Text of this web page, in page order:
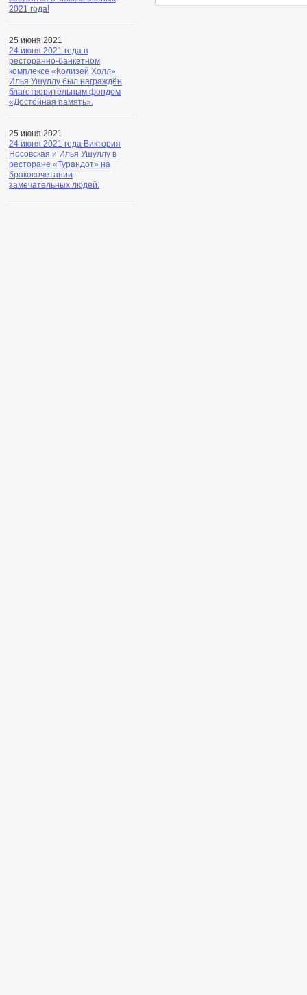
2021 года!
25 июня 2021
24 июня 2021 года в
ресторанно-банкетном
комплексе «Колизей Холл»
Илья Ушуллу был награждён
благотворительным фондом
«Достойная память».
25 июня 2021
24 июня 2021 года Виктория
Носовская и Илья Ушуллу в
ресторане «Турандот» на
бракосочетании
замечательных людей.